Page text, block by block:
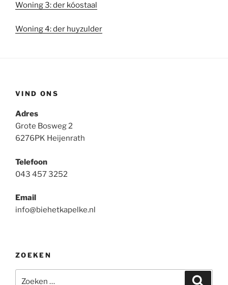
Woning 3: der kóostaal
Woning 4: der huyzulder
VIND ONS
Adres
Grote Bosweg 2
6276PK Heijenrath
Telefoon
043 457 3252
Email
info@biehetkapelke.nl
ZOEKEN